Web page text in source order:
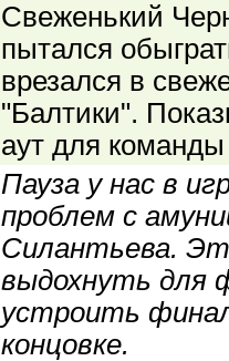
Свеженький
пытался
врезался в
"Балтики".
аут для
Пауза у нас в
проблем с
Силантьева.
выдохнуть для
устроить
концовке.